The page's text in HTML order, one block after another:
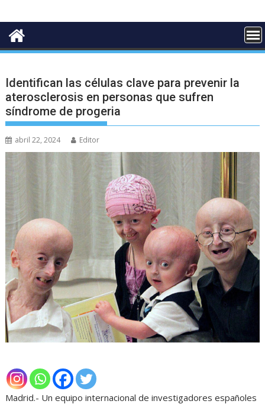
Identifican las células clave para prevenir la
aterosclerosis en personas que sufren
síndrome de progeria
abril 22, 2024 Editor
Madrid.- Un equipo internacional de investigadores españoles